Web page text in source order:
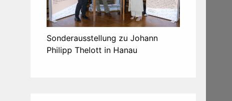
Sonderausstellung zu Johann
Philipp Thelott in Hanau